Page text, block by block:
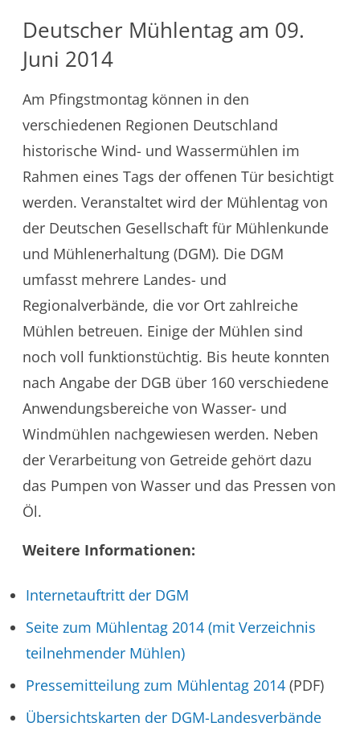
Deutscher Mühlentag am 09.
Juni 2014
Am Pfingstmontag können in den
verschiedenen Regionen Deutschland
historische Wind- und Wassermühlen im
Rahmen eines Tags der offenen Tür besichtigt
werden. Veranstaltet wird der Mühlentag von
der Deutschen Gesellschaft für Mühlenkunde
und Mühlenerhaltung (DGM). Die DGM
umfasst mehrere Landes- und
Regionalverbände, die vor Ort zahlreiche
Mühlen betreuen. Einige der Mühlen sind
noch voll funktionstüchtig. Bis heute konnten
nach Angabe der DGB über 160 verschiedene
Anwendungsbereiche von Wasser- und
Windmühlen nachgewiesen werden. Neben
der Verarbeitung von Getreide gehört dazu
das Pumpen von Wasser und das Pressen von
Öl.
Weitere Informationen:
Internetauftritt der DGM
Seite zum Mühlentag 2014 (mit Verzeichnis
teilnehmender Mühlen)
Pressemitteilung zum Mühlentag 2014 (PDF)
Übersichtskarten der DGM-Landesverbände